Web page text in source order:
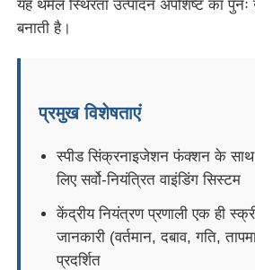
रोल कैलेंडर मशीन
यह थर्मल स्थिरता उत्पादन अपशिष्ट का
बनाती है।
प्रमुख विशेषताएं
स्पीड सिंक्रनाइजेशन फंक्शन के
लिए सर्वो-नियंत्रित वाइंडिंग सिस्टम
केंद्रीय नियंत्रण प्रणाली एक ही
जानकारी (वर्तमान, दबाव, गति,
प्रदर्शित